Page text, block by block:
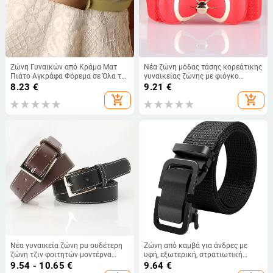
Ζώνη Γυναικών από Κράμα Ματ
Πιάτο Αγκράφα Φόρεμα σε Όλα τα
Αγκράφα Διακοσμητική Ζώνη για
Κορίτσια Τζιν Ζώνη Λεία Αγκράφα
Εργοστάσιο
8.23 €
add_shopping_cart
Νέα ζώνη μόδας τάσης κορεάτικης
γυναικείας ζώνης με φιόγκο
ελαστική ζώνη μέσης
εργοστασιακή ζώνη χονδρικής
9.21 €
add_shopping_cart
Νέα γυναικεία ζώνη pu ουδέτερη
ζώνη τζιν φοιτητών μοντέρνα
ρούχα all-match διακοσμητική
9.54 - 10.65 €
Ζώνη από καμβά για άνδρες με
υφή, εξωτερική, στρατιωτική
εκπαίδευση, casual, παντελόνι για
9.64 €